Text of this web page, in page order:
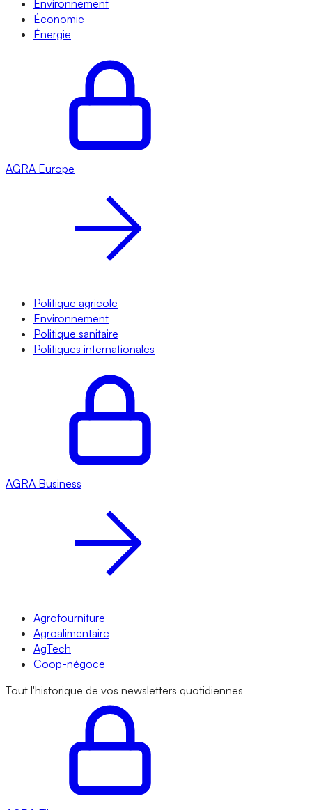
Environnement
Économie
Énergie
AGRA Europe
Politique agricole
Environnement
Politique sanitaire
Politiques internationales
AGRA Business
Agrofourniture
Agroalimentaire
AgTech
Coop-négoce
Tout l'historique de vos newsletters quotidiennes